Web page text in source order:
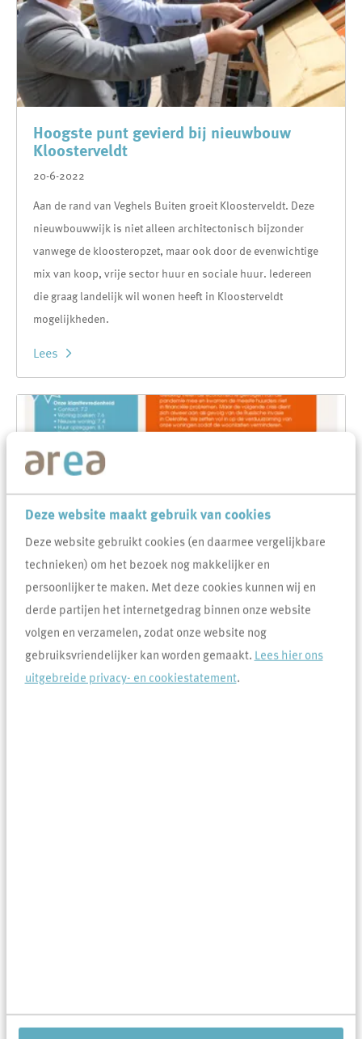
Deze website maakt gebruik van cookies
Deze website gebruikt cookies (en daarmee vergelijkbare
technieken) om het bezoek nog makkelijker en
persoonlijker te maken. Met deze cookies kunnen wij en
derde partijen het internetgedrag binnen onze website
volgen en verzamelen, zodat onze website nog
gebruiksvriendelijker kan worden gemaakt. Lees hier ons
uitgebreide privacy- en cookiestatement.
Hoogste punt gevierd bij nieuwbouw
Kloosterveldt
20-6-2022
Aan de rand van Veghels Buiten groeit Kloosterveldt. Deze
nieuwbouwwijk is niet alleen architectonisch bijzonder
vanwege de kloosteropzet, maar ook door de evenwichtige
mix van koop, vrije sector huur en sociale huur. Iedereen
die graag landelijk wil wonen heeft in Kloosterveldt
mogelijkheden.
Lees
Ons jaarverslag 2021 staat online
13-6-2022
In 2021 zijn er mooie woonresultaten geboekt door het
toevoegen van 87 nieuwe woningen. Het aantal woningen